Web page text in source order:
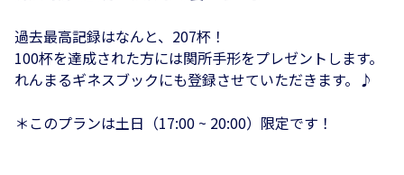
過去最高記録はなんと、207杯！
100杯を達成された方には関所手形をプレゼントします。
れんまるギネスブックにも登録させていただきます。♪
＊このプランは土日（17:00 ~ 20:00）限定です！